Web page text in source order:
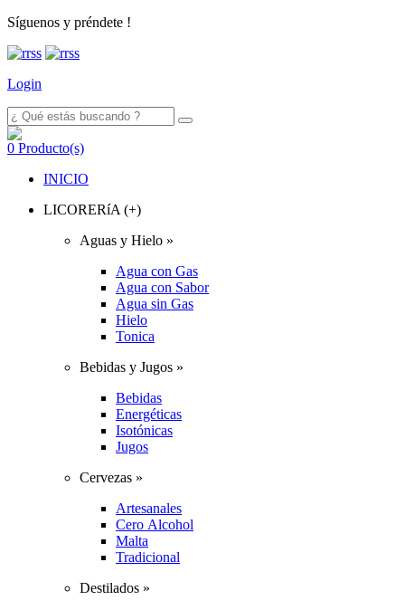
Síguenos y préndete !
Login
0 Producto(s)
INICIO
LICORERíA (+)
Aguas y Hielo »
Agua con Gas
Agua con Sabor
Agua sin Gas
Hielo
Tonica
Bebidas y Jugos »
Bebidas
Energéticas
Isotónicas
Jugos
Cervezas »
Artesanales
Cero Alcohol
Malta
Tradicional
Destilados »